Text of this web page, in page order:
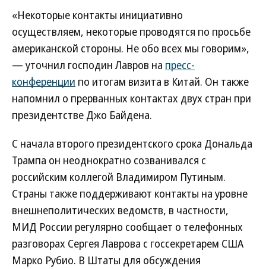
«Некоторые контакты инициативно
осуществляем, некоторые проводятся по просьбе
американской стороны. Не обо всех мы говорим»,
— уточнил господин Лавров на пресс-
конференции по итогам визита в Китай. Он также
напомнил о прерванных контактах двух стран при
президентстве Джо Байдена.
С начала второго президентского срока Дональда
Трампа он неоднократно созванивался с
российским коллегой Владимиром Путиным.
Страны также поддерживают контакты на уровне
внешнеполитических ведомств, в частности,
МИД России регулярно сообщает о телефонных
разговорах Сергея Лаврова с госсекретарем США
Марко Рубио. В Штаты для обсуждения